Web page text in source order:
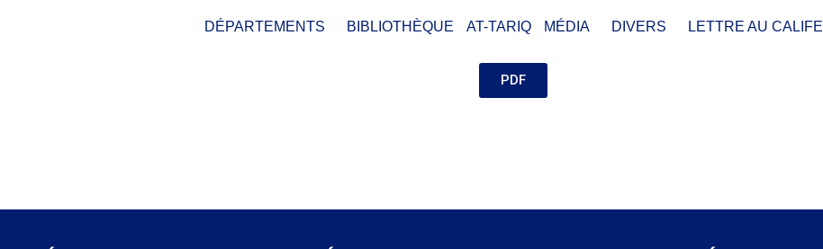
DÉPARTEMENTS BIBLIOTHÈQUE AT-TARIQ MÉDIA DIVERS LETTRE AU CALIFE
PDF